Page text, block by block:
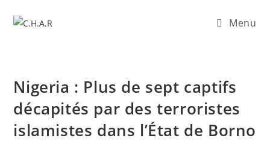
Menu
Nigeria : Plus de sept captifs
décapités par des terroristes
islamistes dans l’État de Borno